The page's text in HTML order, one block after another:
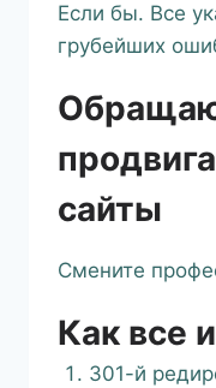
Если бы. Все
грубейших
сайты
Смените
Как все
301-й